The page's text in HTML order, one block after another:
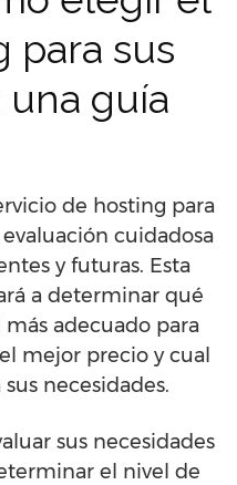
para sus
una guía
de hosting para
cuidadosa
y futuras. Esta
a determinar qué
adecuado para
mejor precio y cual
necesidades.
sus necesidades
el nivel de